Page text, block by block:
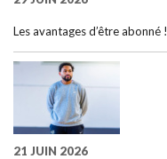
Les avantages d’être abonné !
21 JUIN 2026